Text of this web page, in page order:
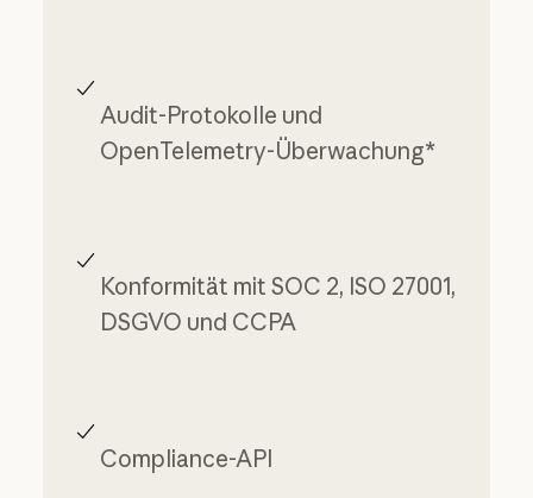
Audit-Protokolle und
OpenTelemetry-Überwachung*
Konformität mit SOC 2, ISO 27001,
DSGVO und CCPA
Compliance-API